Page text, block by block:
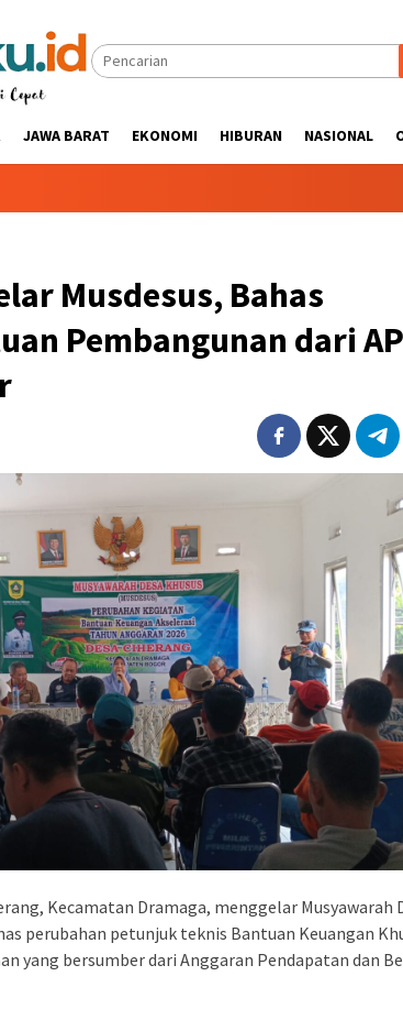
JAWA BARAT EKONOMI HIBURAN NASIONAL
Musdesus, Bahas
Pembangunan dari
Kecamatan Dramaga, menggelar Musyawarah
perubahan petunjuk teknis Bantuan Keuangan
yang bersumber dari Anggaran Pendapatan dan